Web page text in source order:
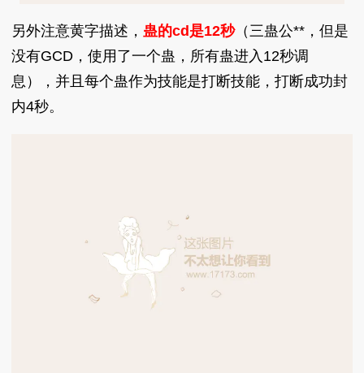
另外注意黄字描述，蛊的cd是12秒（三蛊公**，但是
没有GCD，使用了一个蛊，所有蛊进入12秒调
息），并且每个蛊作为技能是打断技能，打断成功封
内4秒。